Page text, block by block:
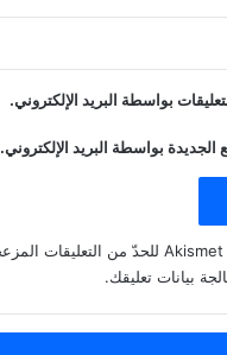
بواسطة البريد الإلكتروني.
الجديدة بواسطة البريد الإلكتروني.
بيانات تعليقك.